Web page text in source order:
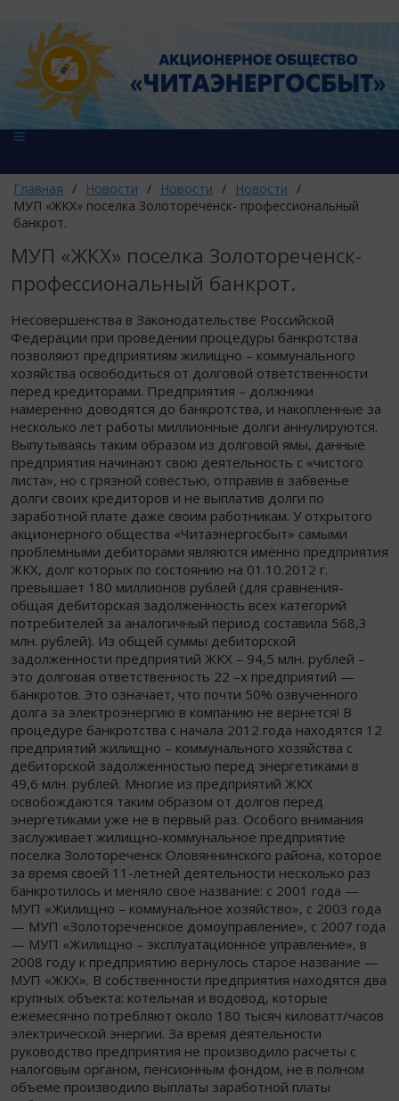
Главная / Новости / Новости / Новости /
МУП «ЖКХ» поселка Золотореченск- профессиональный
банкрот.
МУП «ЖКХ» поселка Золотореченск-
профессиональный банкрот.
Несовершенства в Законодательстве Российской
Федерации при проведении процедуры банкротства
позволяют предприятиям жилищно – коммунального
хозяйства освободиться от долговой ответственности
перед кредиторами. Предприятия – должники
намеренно доводятся до банкротства, и накопленные за
несколько лет работы миллионные долги аннулируются.
Выпутываясь таким образом из долговой ямы, данные
предприятия начинают свою деятельность с «чистого
листа», но с грязной совестью, отправив в забвенье
долги своих кредиторов и не выплатив долги по
заработной плате даже своим работникам. У открытого
акционерного общества «Читаэнергосбыт» самыми
проблемными дебиторами являются именно предприятия
ЖКХ, долг которых по состоянию на 01.10.2012 г.
превышает 180 миллионов рублей (для сравнения-
общая дебиторская задолженность всех категорий
потребителей за аналогичный период составила 568,3
млн. рублей). Из общей суммы дебиторской
задолженности предприятий ЖКХ – 94,5 млн. рублей –
это долговая ответственность 22 –х предприятий —
банкротов. Это означает, что почти 50% озвученного
долга за электроэнергию в компанию не вернется! В
процедуре банкротства с начала 2012 года находятся 12
предприятий жилищно – коммунального хозяйства с
дебиторской задолженностью перед энергетиками в
49,6 млн. рублей. Многие из предприятий ЖКХ
освобождаются таким образом от долгов перед
энергетиками уже не в первый раз. Особого внимания
заслуживает жилищно-коммунальное предприятие
поселка Золотореченск Оловяннинского района, которое
за время своей 11-летней деятельности несколько раз
банкротилось и меняло свое название: с 2001 года —
МУП «Жилищно – коммунальное хозяйство», с 2003 года
— МУП «Золотореченское домоуправление», с 2007 года
— МУП «Жилищно – эксплуатационное управление», в
2008 году к предприятию вернулось старое название —
МУП «ЖКХ». В собственности предприятия находятся два
крупных объекта: котельная и водовод, которые
ежемесячно потребляют около 180 тысяч киловатт/часов
электрической энергии. За время деятельности
руководство предприятия не производило расчеты с
налоговым органом, пенсионным фондом, не в полном
объеме производило выплаты заработной платы